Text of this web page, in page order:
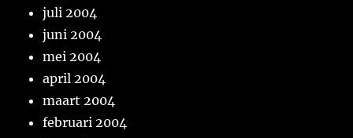
juli 2004
juni 2004
mei 2004
april 2004
maart 2004
februari 2004